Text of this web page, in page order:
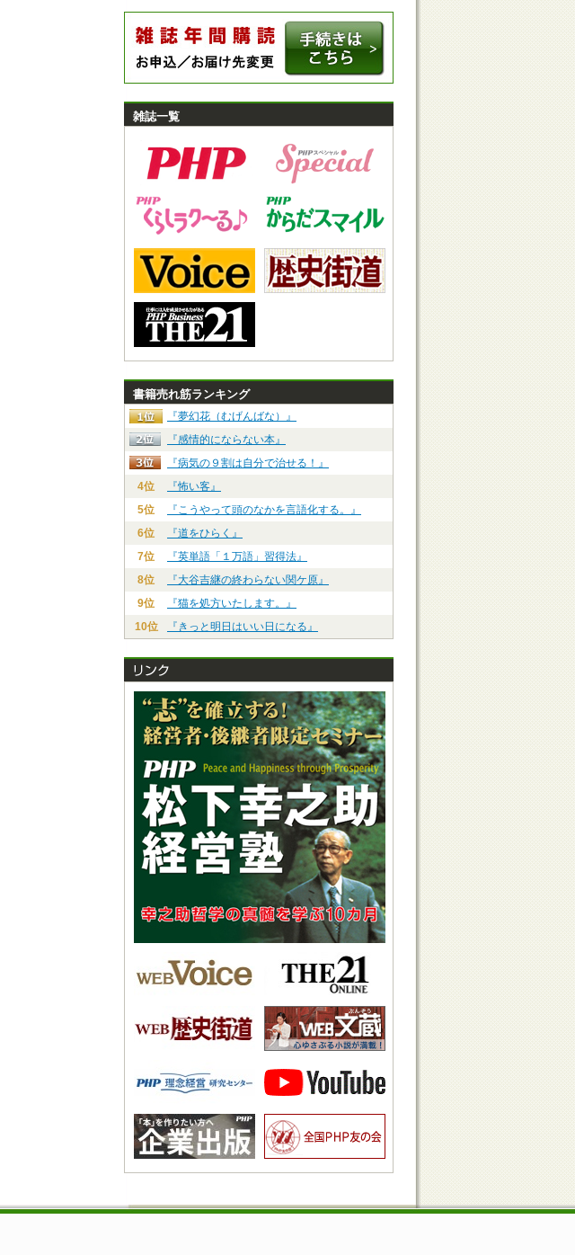
雑誌一覧
書籍売れ筋ランキング
『夢幻花（むげんばな）』
『感情的にならない本』
『病気の９割は自分で治せる！』
4位
『怖い客』
5位
『こうやって頭のなかを言語化する。』
6位
『道をひらく』
7位
『英単語「１万語」習得法』
8位
『大谷吉継の終わらない関ケ原』
9位
『猫を処方いたします。』
10位
『きっと明日はいい日になる』